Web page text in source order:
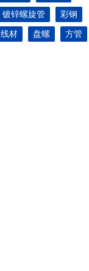
镀锌螺旋管
彩钢
线材 盘螺
方管